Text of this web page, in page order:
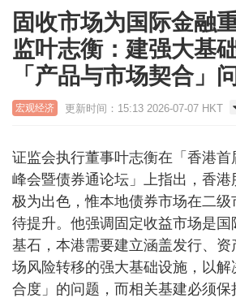
固收市场为国际金融
监叶志衡：建强大基
「产品与市场契合」
宏观经济 更新时间：15:13 2026-07-07 HKT
证监会执行董事叶志衡在「香港首
峰会暨债券通论坛」上指出，香港
极为出色，惟本地债券市场在二
待提升。他强调固定收益市场是
基石，本港需要建立涵盖发行、
场风险转移的强大基础设施，以解
合度」的问题，而相关基建必须